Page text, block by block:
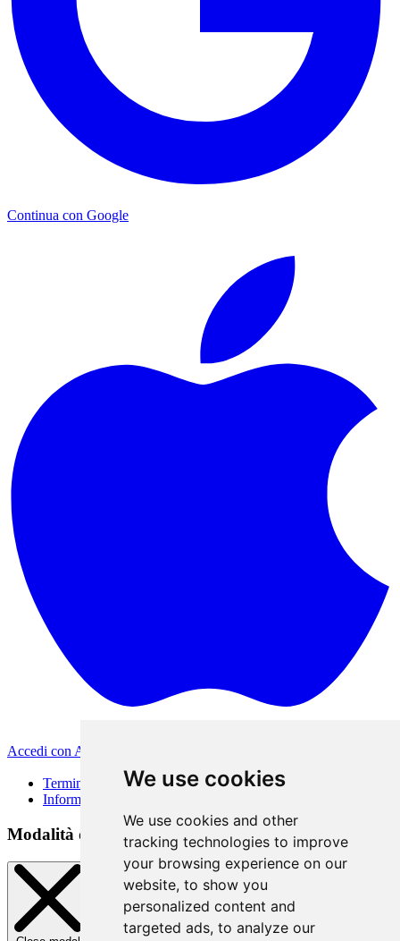
We use cookies
We use cookies and other
tracking technologies to improve
your browsing experience on our
website, to show you
personalized content and
targeted ads, to analyze our
Continua con Google
Accedi con Apple
Termini di Utilizzo
Informativa sulla privacy
Modalità di accesso